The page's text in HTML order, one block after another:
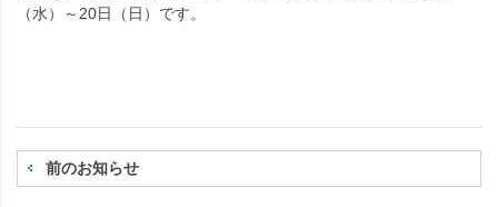
（水）～20日（日）です。
前のお知らせ